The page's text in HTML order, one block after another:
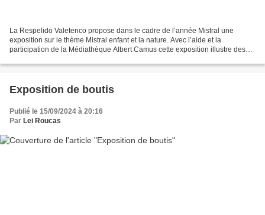
La Respelido Valetenco propose dans le cadre de l’année Mistral une
exposition sur le thème Mistral enfant et la nature. Avec l’aide et la
participation de la Médiathèque Albert Camus cette exposition illustre des
Exposition de boutis
Publié le 15/09/2024 à 20:16
Par Lei Roucas